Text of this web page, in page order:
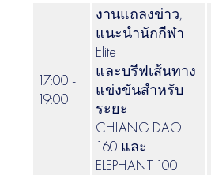
17:00 -
19:00
งานแถลงข่าว,
แนะนำนักกีฬา
Elite
และบรีฟเส้นทาง
แข่งขันสำหรับ
ระยะ
CHIANG DAO
160 และ
ELEPHANT 100